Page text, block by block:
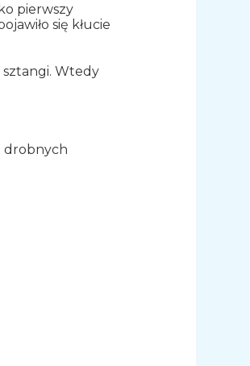
pierwszy
się kłucie
Wtedy
drobnych